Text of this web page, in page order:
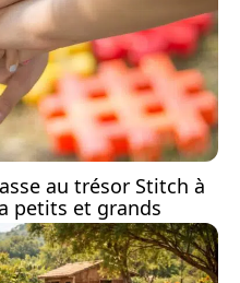
au trésor Stitch à
petits et grands